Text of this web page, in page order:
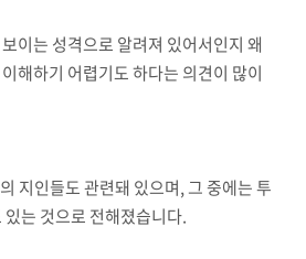
이는 성격으로 알려져 있어서인지 왜
해하기 어렵기도 하다는 의견이 많이
지인들도 관련돼 있으며, 그 중에는 투
는 것으로 전해졌습니다.